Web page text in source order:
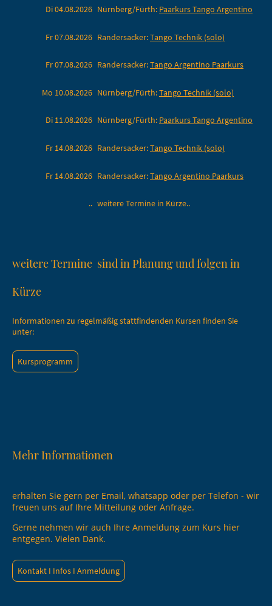
Di 04.08.2026 Nürnberg/Fürth: Paarkurs Tango Argentino
Fr 07.08.2026 Randersacker:Tango Technik (solo)
Fr 07.08.2026 Randersacker:Tango Argentino Paarkurs
Mo 10.08.2026 Nürnberg/Fürth:Tango Technik (solo)
Di 11.08.2026 Nürnberg/Fürth: Paarkurs Tango Argentino
Fr 14.08.2026 Randersacker:Tango Technik (solo)
Fr 14.08.2026 Randersacker:Tango Argentino Paarkurs
.. weitere Termine in Kürze..
weitere Termine sind in Planung und folgen in
Kürze
Informationen zu regelmäßig stattfindenden Kursen finden Sie
unter:
Kursprogramm
Mehr Informationen
erhalten Sie gern per Email, whatsapp oder per Telefon - wir
freuen uns auf Ihre Mitteilung oder Anfrage.
Gerne nehmen wir auch Ihre Anmeldung zum Kurs hier
entgegen. Vielen Dank.
Kontakt I Infos I Anmeldung